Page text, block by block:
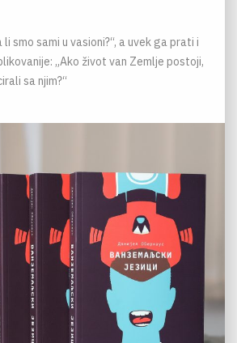
li smo sami u vasioni?“, a uvek ga prati i
„Ako život van Zemlje postoji,
sa njim?“